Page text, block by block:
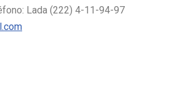
Lada (222) 4-11-94-97